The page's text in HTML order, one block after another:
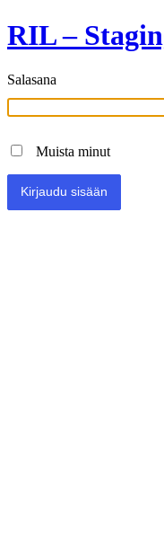
RIL –
Salasana
Muista minut